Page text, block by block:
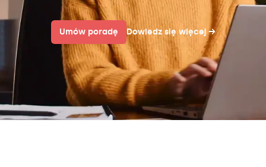
Umów poradę Dowiedz się więcej →